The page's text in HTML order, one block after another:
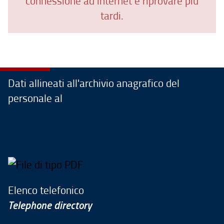
tardi.
Dati allineati all'archivio anagrafico del
personale al
Elenco telefonico
Telephone directory